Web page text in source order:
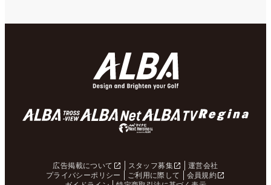
広告掲載について スタッフ募集
運営会社
プライバシーポリシー
ご利用に際して
会員規約